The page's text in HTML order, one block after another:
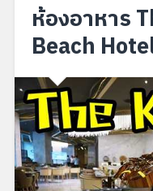
ห้องอาหาร
Beach